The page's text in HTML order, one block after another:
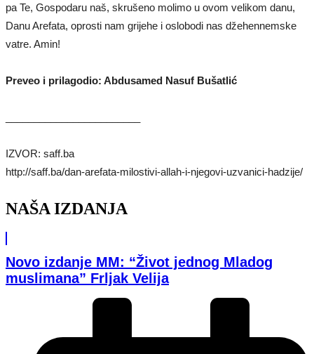
pa Te, Gospodaru naš, skrušeno molimo u ovom velikom danu,
Danu Arefata, oprosti nam grijehe i oslobodi nas džehennemske
vatre. Amin!
Preveo i prilagodio: Abdusamed Nasuf Bušatlić
IZVOR: saff.ba
http://saff.ba/dan-arefata-milostivi-allah-i-njegovi-uzvanici-hadzije/
NAŠA IZDANJA
Novo izdanje MM: “Život jednog Mladog
muslimana” Frljak Velija